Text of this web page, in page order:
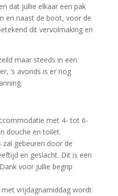
dat jullie elkaar een pak
en naast de boot, voor de
dit vervolmaking en
maar steeds in een
’s avonds is er nog
met 4- tot 6-
douche en toilet.
zal gebeuren door de
en geslacht. Dit is een
voor jullie begrip
vrijdagnamiddag wordt